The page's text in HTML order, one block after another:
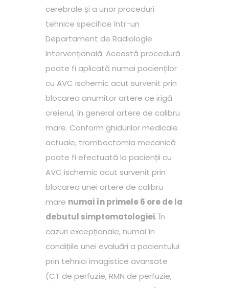
cerebrale și a unor proceduri
tehnice specifice într-un
Departament de Radiologie
Intervențională. Această procedură
poate fi aplicată numai pacienților
cu AVC ischemic acut survenit prin
blocarea anumitor artere ce irigă
creierul, în general artere de calibru
mare. Conform ghidurilor medicale
actuale, trombectomia mecanică
poate fi efectuată la pacienții cu
AVC ischemic acut survenit prin
blocarea unei artere de calibru
mare numai în primele 6 ore de la
debutul simptomatologiei. În
cazuri excepționale, numai în
condițiile unei evaluări a pacientului
prin tehnici imagistice avansate
(CT de perfuzie, RMN de perfuzie,